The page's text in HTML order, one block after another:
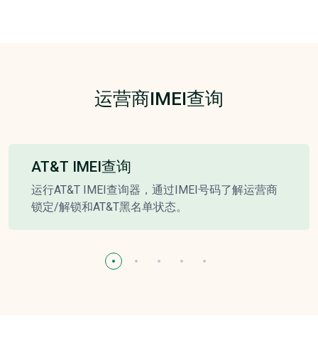
运营商IMEI查询
AT&T IMEI查询
运行AT&T IMEI查询器，通过IMEI号码了解运营商
锁定/解锁和AT&T黑名单状态。